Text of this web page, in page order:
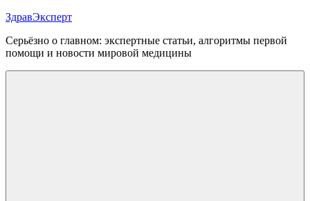
Перейти
содержимому
ЗдравЭксперт
Серьёзно о главном: экспертные статьи, алгоритмы первой
помощи и новости мировой медицины